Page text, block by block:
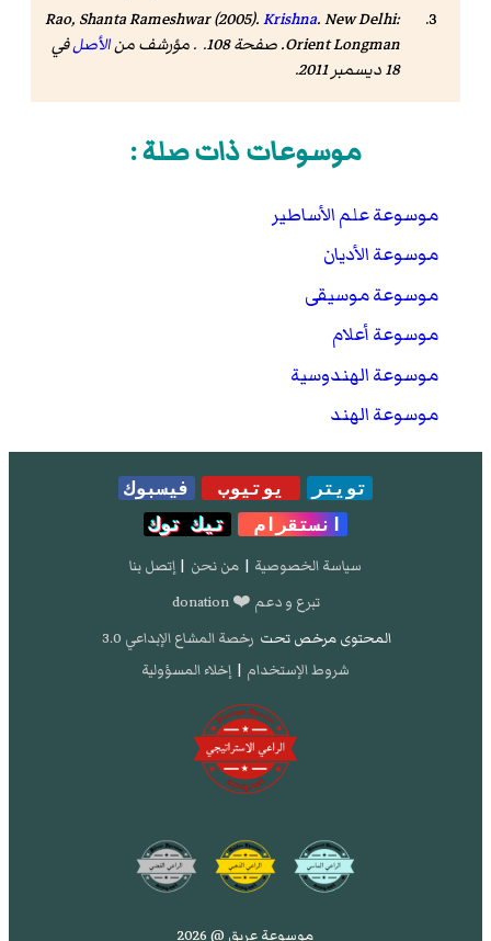
Rao, Shanta Rameshwar (2005).Krishna. New Delhi:
Orient Longman. صفحة 108. . مؤرشف من
الأصلفي
18 ديسمبر 2011.
موسوعات ذات صلة :
موسوعة علم الأساطير
موسوعة الأديان
موسوعة موسيقى
موسوعة أعلام
موسوعة الهندوسية
موسوعة الهند
تويتر يوتيوب
فيسبوك
انستقرام
تيك توك
سياسة الخصوصية | من نحن | إتصل بنا
تبرع و دعم ❤️ donation
المحتوى مرخص تحت رخصة المشاع الإبداعي 3.0
شروط الإستخدام | إخلاء المسؤولية
موسوعة عريق @ 2026